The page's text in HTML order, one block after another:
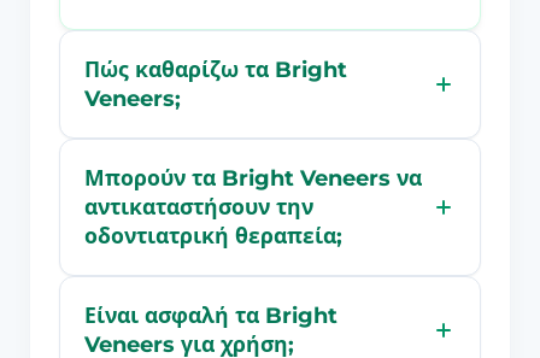
Πώς καθαρίζω τα Bright
Veneers;
Μπορούν τα Bright Veneers να
αντικαταστήσουν την
οδοντιατρική θεραπεία;
Είναι ασφαλή τα Bright
Veneers για χρήση;